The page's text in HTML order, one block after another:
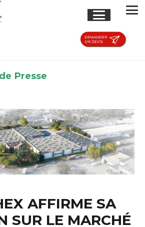
Presse
AFFIRME SA
SUR LE MARCHÉ